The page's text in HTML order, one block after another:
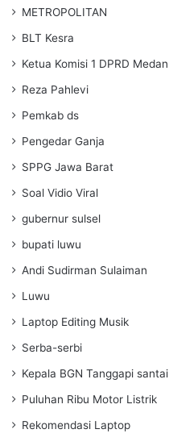
METROPOLITAN
BLT Kesra
Ketua Komisi 1 DPRD Medan
Reza Pahlevi
Pemkab ds
Pengedar Ganja
SPPG Jawa Barat
Soal Vidio Viral
gubernur sulsel
bupati luwu
Andi Sudirman Sulaiman
Luwu
Laptop Editing Musik
Serba-serbi
Kepala BGN Tanggapi santai
Puluhan Ribu Motor Listrik
Rekomendasi Laptop